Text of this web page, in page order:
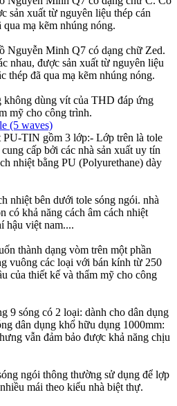
sản xuất từ nguyên liệu thép cán
mạ kẽm nhúng nóng.
Nguyễn Minh Q7 có dạng chữ Zed.
nhau, được sản xuất từ nguyên liệu
thép đã qua mạ kẽm nhúng nóng.
không dùng vít của THD đáp ứng
mỹ cho công trình.
(5 waves)
PU-TIN gồm 3 lớp:- Lớp trên là tole
cấp bởi các nhà sản xuất uy tín
nhiệt bằng PU (Polyurethane) dày
nhiệt bên dưới tole sóng ngói. nhà
có khả năng cách âm cách nhiệt
hậu việt nam....
thành dạng vòm trên một phần
vuông các loại với bán kính từ 250
của thiết kế và thẩm mỹ cho công
9 sóng có 2 loại: dành cho dân dụng
dân dụng khổ hữu dụng 1000mm:
vẫn đảm bảo được khả năng chịu
ngói thông thường sử dụng để lợp
mái theo kiểu nhà biệt thự.